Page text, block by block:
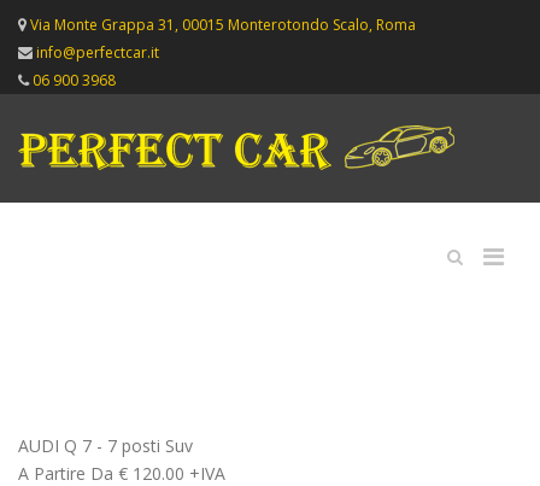
Via Monte Grappa 31, 00015 Monterotondo Scalo, Roma
info@perfectcar.it
06 900 3968
AUDI Q 7 - 7 posti Suv
A Partire Da € 120.00 +IVA